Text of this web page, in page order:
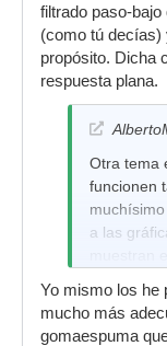
filtrado paso-
(como tú decías)
propósito. Dicha
respuesta plana.
Otra tema
funcionen
a las
muestran
pagar
probado?
Yo mismo los he
mucho más
gomaespuma